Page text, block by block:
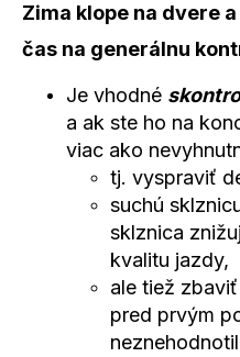
Zima klope na dvere
čas na generálnu
Je vhodné
a ak ste ho na
viac ako
tj. vyspraviť
suchú
sklznica
kvalitu jazdy,
ale tiež
pred prvým